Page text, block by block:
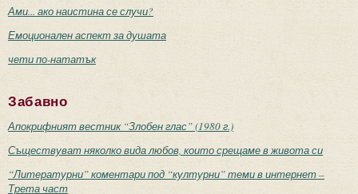
Ами... ако наистина се случи?
Емоционален аспект за душата
чети по-нататък
Забавно
Апокрифният вестник “Злобен глас” (1980 г.)
Съществуват няколко вида любов, които срещаме в живота си
“Литературни” коментари под “културни” теми в интернет –
Трета част